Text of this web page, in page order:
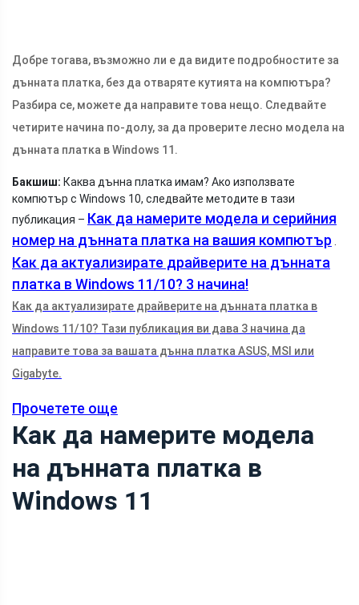
Добре тогава, възможно ли е да видите подробностите за
дънната платка, без да отваряте кутията на компютъра?
Разбира се, можете да направите това нещо. Следвайте
четирите начина по-долу, за да проверите лесно модела на
дънната платка в Windows 11.
Бакшиш: Каква дънна платка имам? Ако използвате
компютър с Windows 10, следвайте методите в тази
публикация – Как да намерите модела и серийния
номер на дънната платка на вашия компютър
Как да актуализирате драйверите на дънната
платка в Windows 11/10? 3 начина!
Как да актуализирате драйверите на дънната платка в
Windows 11/10? Тази публикация ви дава 3 начина да
направите това за вашата дънна платка ASUS, MSI или
Gigabyte.
Прочетете още
Как да намерите модела
на дънната платка в
Windows 11